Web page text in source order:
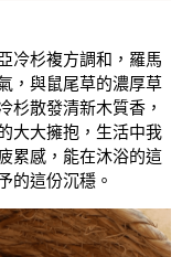
冷杉複方調和，羅馬
，與鼠尾草的濃厚草
杉散發清新木質香，
大大擁抱，生活中我
累感，能在沐浴的這
的這份沉穩。